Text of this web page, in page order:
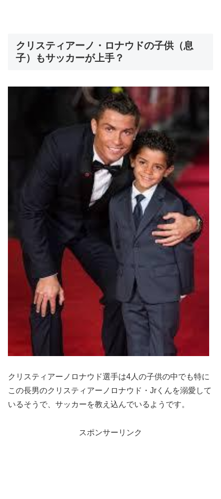
クリスティアーノ・ロナウドの子供（息
子）もサッカーが上手？
クリスティアーノロナウド選手は4人の子供の中でも特に
この長男のクリスティアーノロナウド・Jrくんを溺愛して
いるそうで、サッカーを教え込んでいるようです。
スポンサーリンク